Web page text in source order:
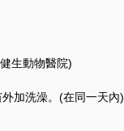
生動物醫院)
加洗澡。(在同一天內)